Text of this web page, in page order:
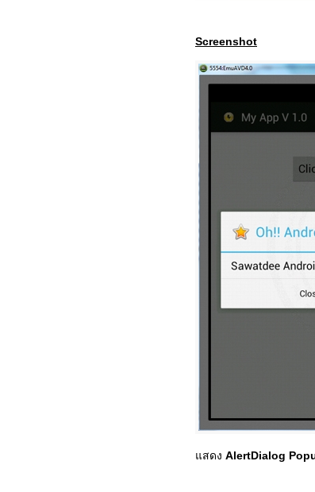
Screenshot
แสดง AlertDialog